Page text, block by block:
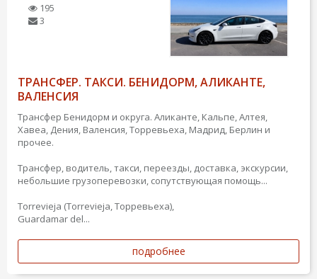
195
3
ТРАНСФЕР. ТАКСИ. БЕНИДОРМ, АЛИКАНТЕ,
ВАЛЕНСИЯ
Трансфер Бенидорм и округа. Аликанте, Кальпе, Алтея,
Хавеа, Дения, Валенсия, Торревьеха, Мадрид, Берлин и
прочее.
Трансфер, водитель, такси, переезды, доставка, экскурсии,
небольшие грузоперевозки, сопутствующая помощь...
Torrevieja (Torrevieja, Торревьеха),
Guardamar del...
подробнее